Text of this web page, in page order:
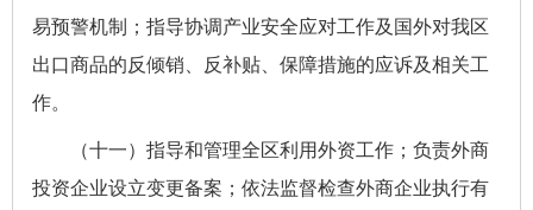
易预警机制；指导协调产业安全应对工作及国外对我区
出口商品的反倾销、反补贴、保障措施的应诉及相关工
作。
（十一）指导和管理全区利用外资工作；负责外商
投资企业设立变更备案；依法监督检查外商企业执行有